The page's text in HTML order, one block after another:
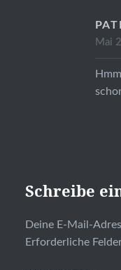
Mai
Schreibe
Deine E-Mail-
Erforderliche